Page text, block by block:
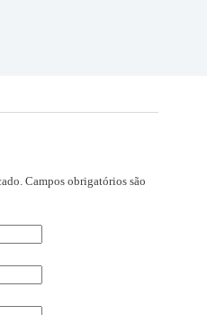
Campos obrigatórios são